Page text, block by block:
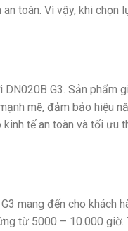
toàn. Vì vậy, khi chọn
G3. Sản phẩm
mẽ, đảm bảo hiệu
tế an toàn và tối ưu
mang đến cho khách
từ 5000 – 10.000